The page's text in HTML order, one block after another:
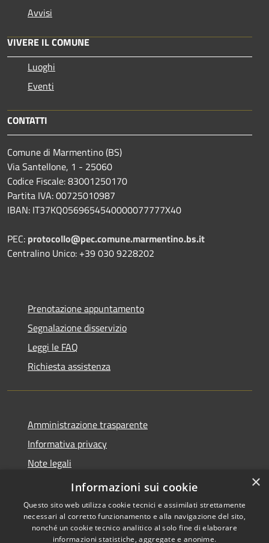
Avvisi
VIVERE IL COMUNE
Luoghi
Eventi
CONTATTI
Comune di Marmentino (BS)
Via Santellone, 1 - 25060
Codice Fiscale: 83001250170
Partita IVA: 00725010987
IBAN: IT37KQ0569654540000077777X40
PEC: protocollo@pec.comune.marmentino.bs.it
Centralino Unico: +39 030 9228202
Prenotazione appuntamento
Segnalazione disservizio
Leggi le FAQ
Richiesta assistenza
Amministrazione trasparente
Informativa privacy
Note legali
Dichiarazione di accessibilità
×
Informazioni sui cookie
Questo sito web utilizza cookie tecnici e assimilati strettamente
necessari al corretto funzionamento e alla navigazione del sito,
nonché un cookie tecnico analitico al solo fine di elaborare
informazioni statistiche, aggregate e anonime.